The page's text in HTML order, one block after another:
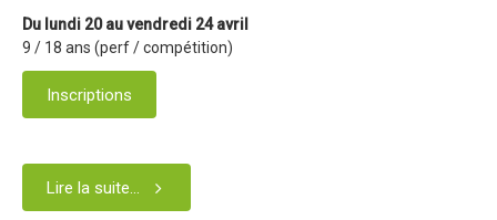
Affiche 2022
Partenaires 2022
Photos 2022
Du lundi 20 au vendredi 24 avril
9 / 18 ans (perf / compétition)
Inscriptions
Lire la suite...